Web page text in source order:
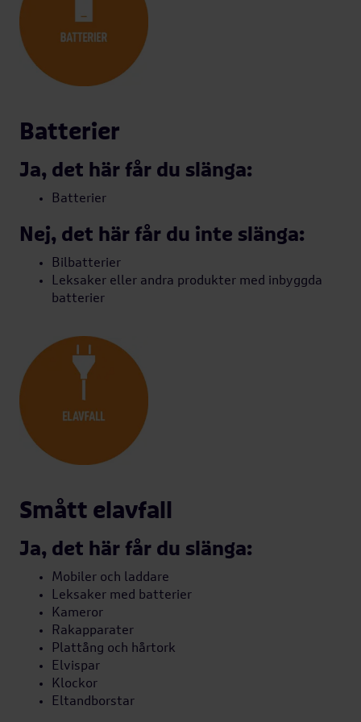
Batterier
Ja, det här får du slänga:
Batterier
Nej, det här får du inte slänga:
Bilbatterier
Leksaker eller andra produkter med inbyggda
batterier
Smått elavfall
Ja, det här får du slänga:
Mobiler och laddare
Leksaker med batterier
Kameror
Rakapparater
Plattång och hårtork
Elvispar
Klockor
Eltandborstar